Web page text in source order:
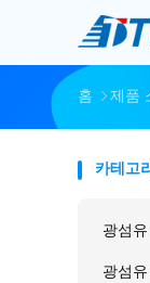
홈 제품
카테고리
광섬
광섬